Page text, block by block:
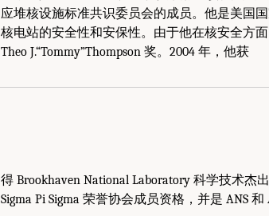
应堆核设施标准共识委员会的成员。他是美国
核电站的安全性和安保性。由于他在核安全方
Theo J.“Tommy”Thompson 奖。2004 年，他获
得 Brookhaven National Laboratory 科学技术杰
Sigma Pi Sigma 荣誉协会成员资格，并是 ANS 和